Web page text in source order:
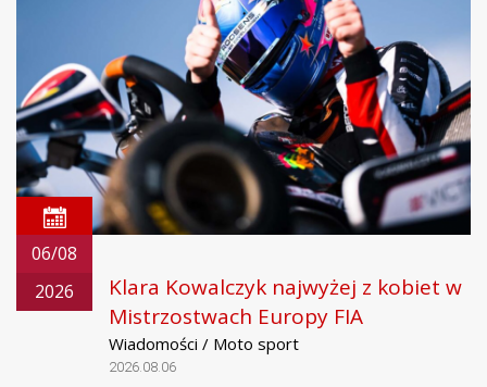
06/08
2026
Klara Kowalczyk najwyżej z kobiet w
Mistrzostwach Europy FIA
Wiadomości / Moto sport
2026.08.06